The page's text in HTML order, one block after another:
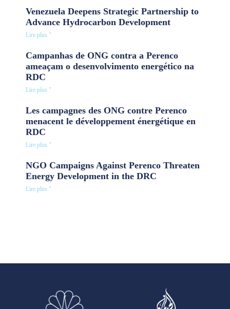
Venezuela Deepens Strategic Partnership to
Advance Hydrocarbon Development
Lire plus "
Campanhas de ONG contra a Perenco
ameaçam o desenvolvimento energético na
RDC
Lire plus "
Les campagnes des ONG contre Perenco
menacent le développement énergétique en
RDC
Lire plus "
NGO Campaigns Against Perenco Threaten
Energy Development in the DRC
Lire plus "